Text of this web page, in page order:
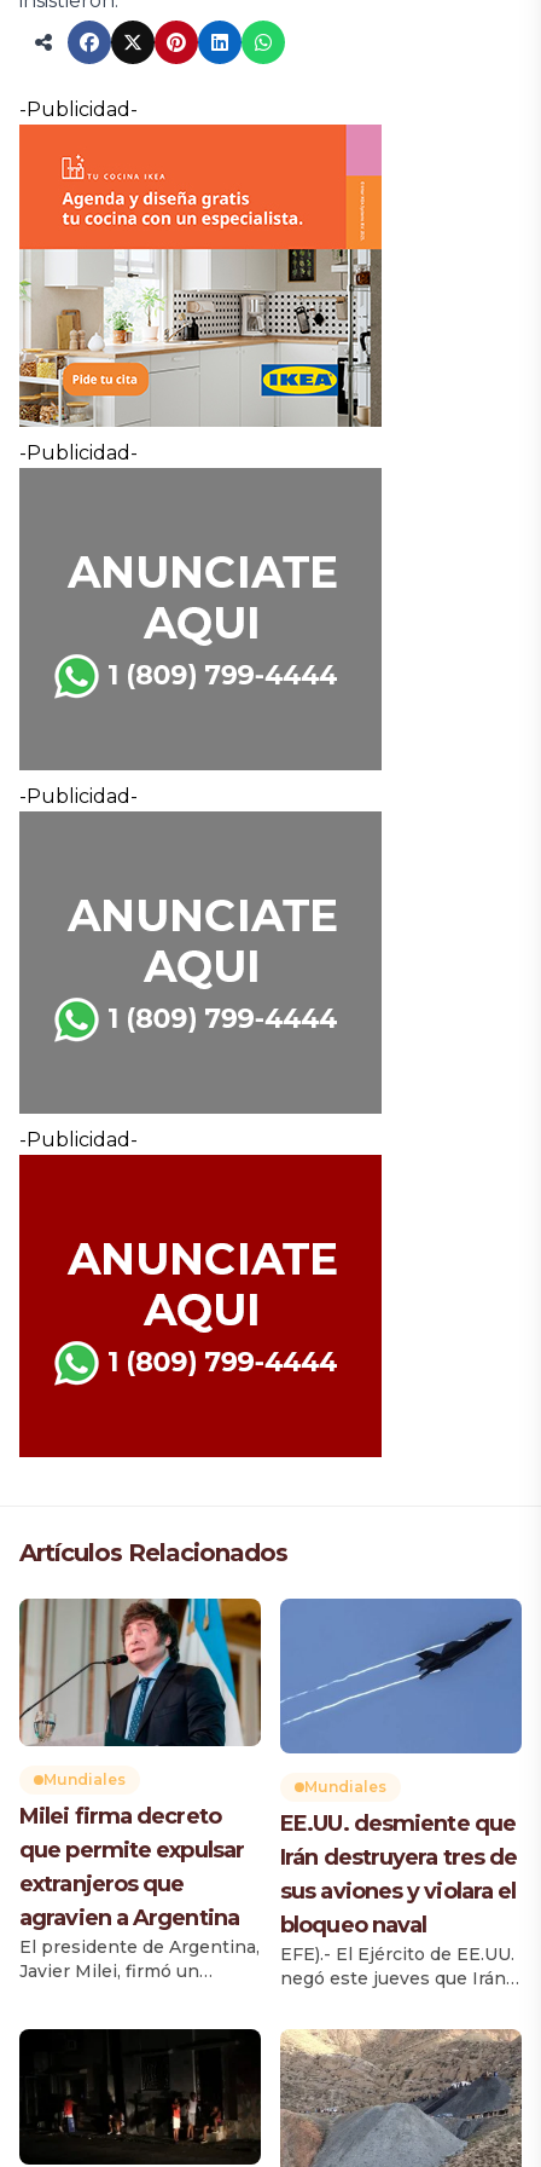
-Publicidad-
-Publicidad-
-Publicidad-
-Publicidad-
Artículos Relacionados
Mundiales
Milei firma decreto
que permite expulsar
extranjeros que
agravien a Argentina
El presidente de Argentina,
Javier Milei, firmó un
nuevas causas para impedir
el ingreso al país o cancelar
residencias de extranjeros
que hayan realizado
acciones consideradas
Mundiales
EE.UU. desmiente que
Irán destruyera tres de
sus aviones y violara el
bloqueo naval
EFE).- El Ejército de EE.UU.
negó este jueves que Irán
aviones caza F-35 en un
ataque a una base aérea de
Jordania, y que un
petrolero haya violado el
bloqueo naval a los puertos
iraníes, como han